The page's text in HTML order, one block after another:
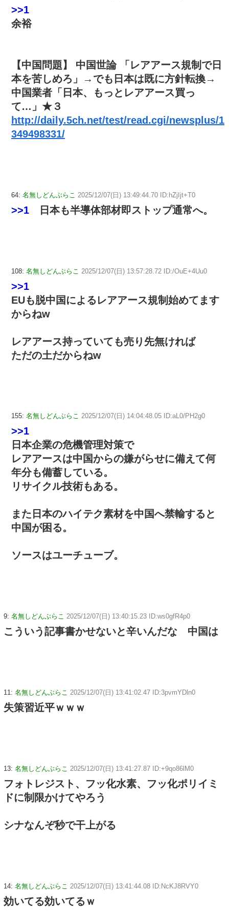
>>1
余裕
【中国問題】 中国世論 「レアアース規制で日
本を苦しめろ」→でも日本は既に方針転換→
中国業者「日本、もっとレアアース買っ
て…」★３
http://daily.5ch.net/test/read.cgi/newsplus/1
349498331/
64: 名無しどんぶらこ 2025/12/07(日) 13:49:44.70 ID:hZjIjt+T0
>>1 日本も半導体部材即ストップ通常へ。
108: 名無しどんぶらこ 2025/12/07(日) 13:57:28.72 ID:/OuE+4Uu0
>>1
EUも脱中国によるレアアース規制始めてます
からねw
レアアース持っていても売り先無ければ
ただの土だからねw
155: 名無しどんぶらこ 2025/12/07(日) 14:04:48.05 ID:aL0/PH2g0
>>1
日本企業の危機管理対策で
レアアースは中国からの嫌がらせに備えて何
年分も備蓄している。
リサイクル技術もある。
また日本のハイテク素材を中国へ禁輸すると
中国が困る。
ソースはユーチューブ。
9: 名無しどんぶらこ 2025/12/07(日) 13:40:15.23 ID:ws0gfR4p0
こういう記事書かせないと辛いんだな 中国は
11: 名無しどんぶらこ 2025/12/07(日) 13:41:02.47 ID:3pvmYDln0
失策習近平ｗｗｗ
13: 名無しどんぶらこ 2025/12/07(日) 13:41:27.87 ID:+9qo86lM0
フォトレジスト、フッ化水素、フッ化ポリイミ
ドに制限かけてやろう
シナなんぞ秒で干上がる
14: 名無しどんぶらこ 2025/12/07(日) 13:41:44.08 ID:NcKJ8RVY0
効いてる効いてるｗ